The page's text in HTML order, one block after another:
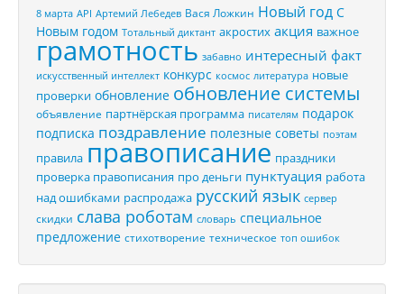
8 марта API Артемий Лебедев Вася Ложкин Новый год С
Новым годом Тотальный диктант акростих акция важное
грамотность забавно интересный факт
искусственный интеллект конкурс космос литература новые
проверки обновление обновление системы
объявление партнёрская программа писателям подарок
подписка поздравление полезные советы поэтам
правила правописание праздники
проверка правописания про деньги пунктуация работа
над ошибками распродажа русский язык сервер
скидки слава роботам словарь специальное
предложение стихотворение техническое топ ошибок